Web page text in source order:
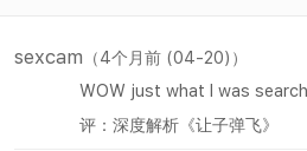
sexcam （4个月前 (04-20)）
WOW just what I was
评：深度解析《让子弹飞》